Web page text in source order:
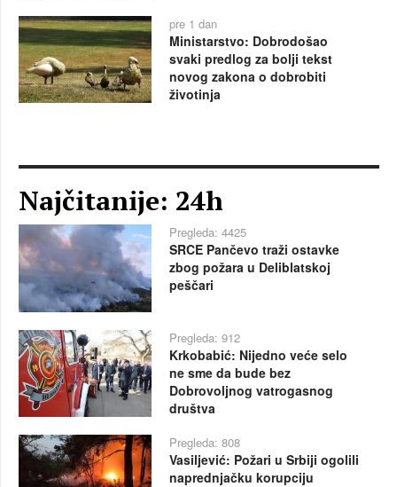
pre 1 dan
Ministarstvo: Dobrodošao
svaki predlog za bolji tekst
novog zakona o dobrobiti
životinja
Najčitanije: 24h
Pregleda: 4425
SRCE Pančevo traži ostavke
zbog požara u Deliblatskoj
peščari
Pregleda: 912
Krkobabić: Nijedno veće selo
ne sme da bude bez
Dobrovoljnog vatrogasnog
društva
Pregleda: 808
Vasiljević: Požari u Srbiji ogolili
naprednjačku korupciju